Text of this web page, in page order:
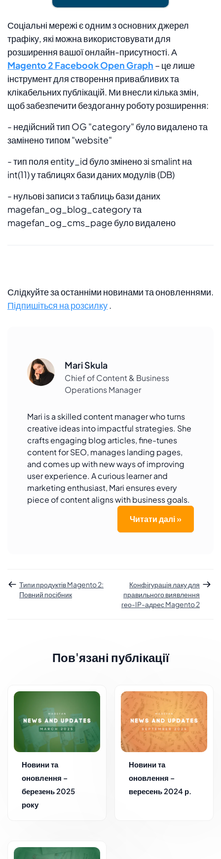
Соціальні мережі є одним з основних джерел
трафіку, які можна використовувати для
розширення вашої онлайн-присутності. А
Magento 2 Facebook Open Graph – це лише
інструмент для створення привабливих та
клікабельних публікацій. Ми внесли кілька змін,
щоб забезпечити бездоганну роботу розширення:
- недійсний тип OG "category" було видалено та
замінено типом "website"
- тип поля entity_id було змінено зі smalint на
int(11) у таблицях бази даних модулів (DB)
- нульові записи з таблиць бази даних
magefan_og_blog_category та
magefan_og_cms_page було видалено
Слідкуйте за останніми новинами та оновленнями.
Підпишіться на розсилку.
Mari Skula
Chief of Content & Business
Operations Manager
Mari is a skilled content manager who turns
creative ideas into impactful strategies. She
crafts engaging blog articles, fine-tunes
content for SEO, manages landing pages,
and comes up with new ways of improving
user experience. A curious learner and
marketing enthusiast, Mari ensures every
piece of content aligns with business goals.
Читати далі »
Типи продуктів Magento 2:
Повний посібник
Конфігурація лаку для
правильного виявлення
гео-IP-адрес Magento 2
Пов'язані публікації
Новини та
оновлення –
березень 2025
року
Новини та
оновлення –
вересень 2024 р.